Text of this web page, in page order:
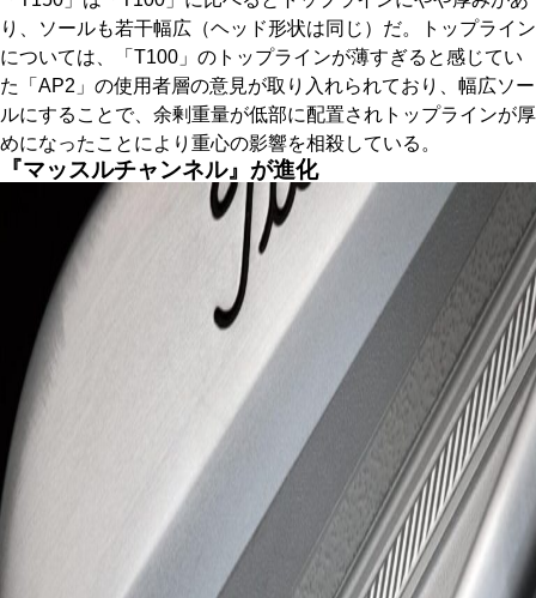
り、ソールも若干幅広（ヘッド形状は同じ）だ。トップライン
については、「T100」のトップラインが薄すぎると感じてい
た「AP2」の使用者層の意見が取り入れられており、幅広ソー
ルにすることで、余剰重量が低部に配置されトップラインが厚
めになったことにより重心の影響を相殺している。
『マッスルチャンネル』が進化